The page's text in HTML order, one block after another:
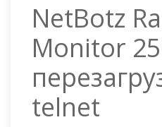
NetBotz
Monitor
telnet